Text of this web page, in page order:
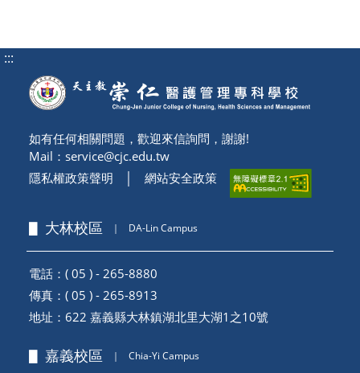
:::
如有任何相關問題，歡迎來信詢問，謝謝!
Mail： service@cjc.edu.tw
隱私權政策聲明
網站安全政策
▋ 大林校區 ｜ DA-Lin Campus
電話：( 05 ) - 265-8880
傳真：( 05 ) - 265-8913
地址： 622 嘉義縣大林鎮湖北里大湖1之10號
▋ 嘉義校區 ｜ Chia-Yi Campus